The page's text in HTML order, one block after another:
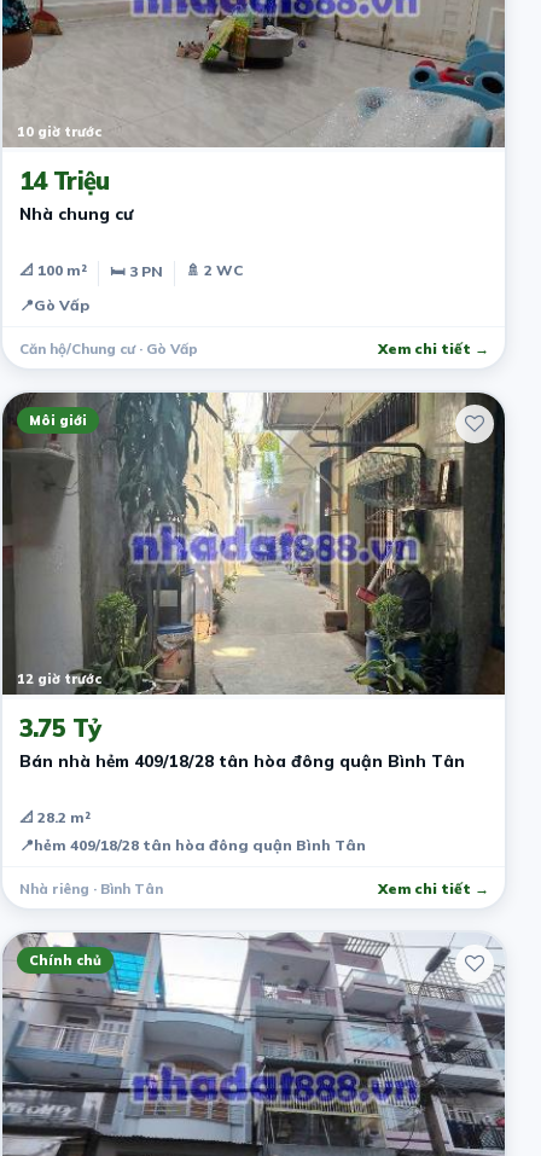
10 giờ trước
14 Triệu
Nhà chung cư
📐 100 m² 🛏 3 PN
🚿 2 WC
📍Gò Vấp
Căn hộ/Chung cư · Gò Vấp Xem chi tiết →
Môi giới
12 giờ trước
3.75 Tỷ
Bán nhà hẻm 409/18/28 tân hòa đông quận Bình Tân
📐 28.2 m²
📍hẻm 409/18/28 tân hòa đông quận Bình Tân
Nhà riêng · Bình Tân Xem chi tiết →
Chính chủ